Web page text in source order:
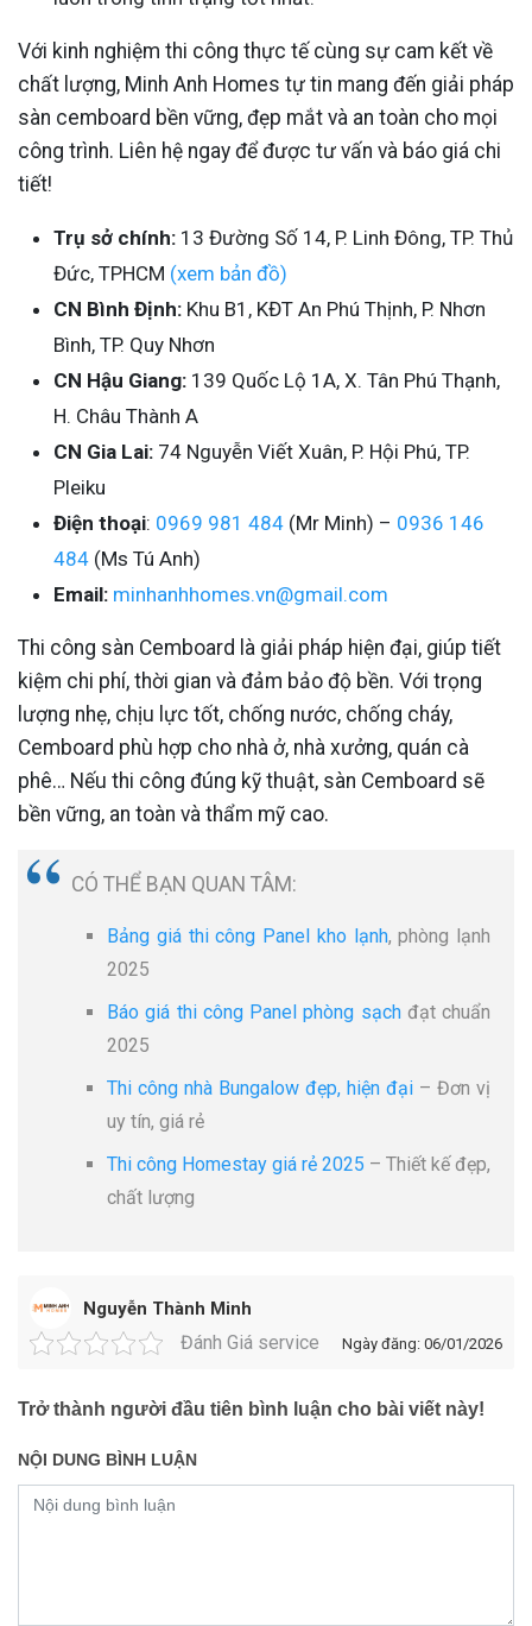
Với kinh nghiệm thi công thực tế cùng sự cam kết về
chất lượng, Minh Anh Homes tự tin mang đến giải pháp
sàn cemboard bền vững, đẹp mắt và an toàn cho mọi
công trình. Liên hệ ngay để được tư vấn và báo giá chi
tiết!
Trụ sở chính: 13 Đường Số 14, P. Linh Đông, TP. Thủ
Đức, TPHCM (xem bản đồ)
CN Bình Định: Khu B1, KĐT An Phú Thịnh, P. Nhơn
Bình, TP. Quy Nhơn
CN Hậu Giang: 139 Quốc Lộ 1A, X. Tân Phú Thạnh,
H. Châu Thành A
CN Gia Lai: 74 Nguyễn Viết Xuân, P. Hội Phú, TP.
Pleiku
Điện thoại: 0969 981 484 (Mr Minh) – 0936 146
484 (Ms Tú Anh)
Email: minhanhhomes.vn@gmail.com
Thi công sàn Cemboard là giải pháp hiện đại, giúp tiết
kiệm chi phí, thời gian và đảm bảo độ bền. Với trọng
lượng nhẹ, chịu lực tốt, chống nước, chống cháy,
Cemboard phù hợp cho nhà ở, nhà xưởng, quán cà
phê… Nếu thi công đúng kỹ thuật, sàn Cemboard sẽ
bền vững, an toàn và thẩm mỹ cao.
CÓ THỂ BẠN QUAN TÂM:
Bảng giá thi công Panel kho lạnh, phòng lạnh
2025
Báo giá thi công Panel phòng sạchđạt chuẩn
2025
Thi công nhà Bungalow đẹp, hiện đại – Đơn vị
uy tín, giá rẻ
Thi công Homestay giá rẻ 2025 – Thiết kế đẹp,
chất lượng
Nguyễn Thành Minh
Đánh Giá service Ngày đăng: 06/01/2026
Trở thành người đầu tiên bình luận cho bài viết này!
NỘI DUNG BÌNH LUẬN